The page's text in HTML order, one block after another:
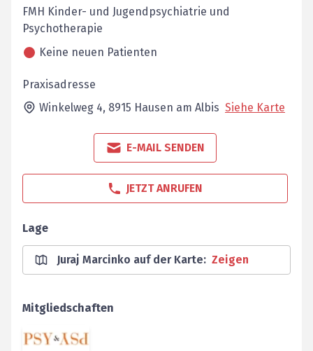
FMH Kinder- und Jugendpsychiatrie und
Psychotherapie
Keine neuen Patienten
Praxisadresse
Winkelweg 4, 8915 Hausen am Albis Siehe Karte
E-MAIL SENDEN
JETZT ANRUFEN
Lage
Juraj Marcinko auf der Karte: Zeigen
Mitgliedschaften